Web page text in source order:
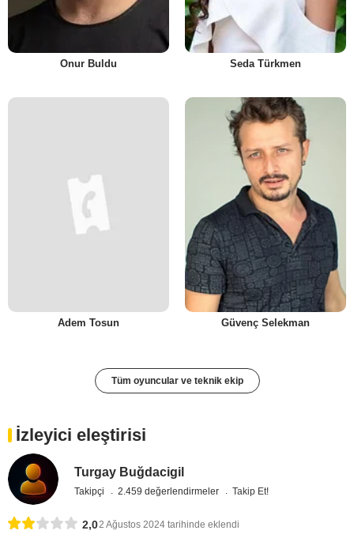
Onur Buldu Seda Türkmen
Adem Tosun Güvenç Selekman
Tüm oyuncular ve teknik ekip
İzleyici eleştirisi
Turgay Buğdacigil
Takipçi 2.459 değerlendirmeler Takip Et!
2,02 Ağustos 2024 tarihinde eklendi